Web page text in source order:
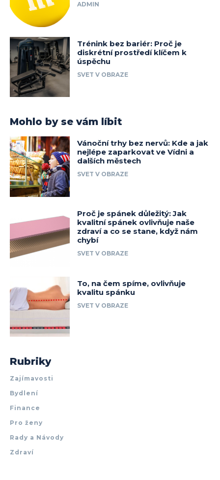
ADMIN
Trénink bez bariér: Proč je
diskrétní prostředí klíčem k
úspěchu
SVET V OBRAZE
Mohlo by se vám líbit
Vánoční trhy bez nervů: Kde a jak
nejlépe zaparkovat ve Vídni a
dalších městech
SVET V OBRAZE
Proč je spánek důležitý: Jak
kvalitní spánek ovlivňuje naše
zdraví a co se stane, když nám
chybí
SVET V OBRAZE
To, na čem spíme, ovlivňuje
kvalitu spánku
SVET V OBRAZE
Rubriky
Zajímavosti
Bydlení
Finance
Pro ženy
Rady a Návody
Zdraví